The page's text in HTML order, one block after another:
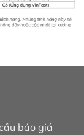
báo giá